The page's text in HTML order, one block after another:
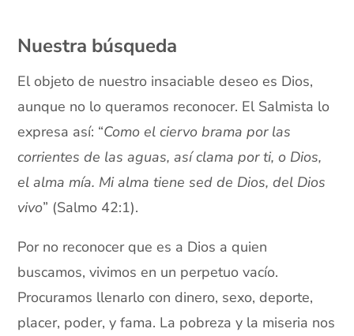
Nuestra búsqueda
El objeto de nuestro insaciable deseo es Dios,
aunque no lo queramos reconocer. El Salmista lo
expresa así: “Como el ciervo brama por las
corrientes de las aguas, así clama por ti, o Dios,
el alma mía. Mi alma tiene sed de Dios, del Dios
vivo” (Salmo 42:1).
Por no reconocer que es a Dios a quien
buscamos, vivimos en un perpetuo vacío.
Procuramos llenarlo con dinero, sexo, deporte,
placer, poder, y fama. La pobreza y la miseria nos